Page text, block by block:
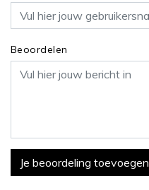
Beoordelen
Je beoordeling toevoegen